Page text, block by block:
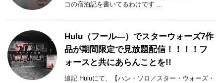
コの宿泊記を書いてるわけです ...
Hulu（フール―）でスターウォーズ7作
品が期間限定で見放題配信！！！！フ
ォースと共にあらんことを!!
追記 Huluにて、【ハン・ソロ／スター・ウォーズ・